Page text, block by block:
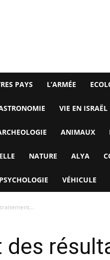
PAYS L’ARMÉE
VIE EN ISRAËL
ANIMAUX
NATURE ALYA
PSYCHOLOGIE VÉHICULE
des